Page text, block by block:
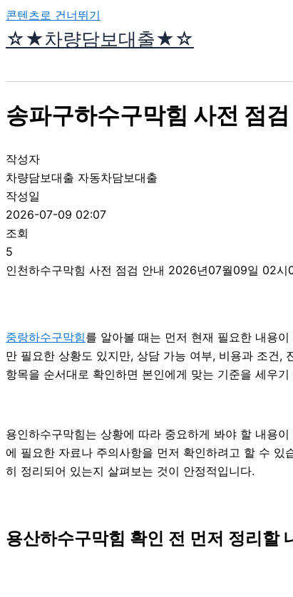
콘텐츠로 건너뛰기
☆★차량담보대출★☆
송파구하수구막힘 사전 점
작성자
차량담보대출 자동차담보대출
작성일
2026-07-09 02:07
조회
5
인천하수구막힘 사전 점검 안내 2026년07월09일 02시
중랑하수구막힘를 알아볼 때는 먼저 현재 필요한 내용
만 필요한 상황도 있지만, 상담 가능 여부, 비용과 조건,
항목을 순서대로 확인하면 본인에게 맞는 기준을 세우기
용인하수구막힘는 상황에 따라 중요하게 봐야 할 내용
에 필요한 자료나 주의사항을 먼저 확인하려고 할 수
히 정리되어 있는지 살펴보는 것이 안정적입니다.
용산하수구막힘 확인 전 먼저 정리